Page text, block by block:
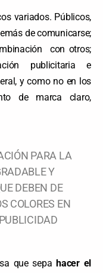
variados. Públicos,
de comunicarse;
con otros;
publicitaria e
y como no en los
de marca claro,
PARA LA
Y
DEBEN DE
COLORES EN
que sepa hacer el